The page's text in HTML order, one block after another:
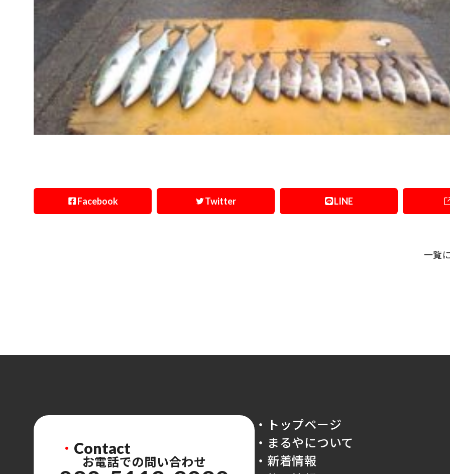
Facebook Twitter LINE
一覧
・ Contact
お電話での問い合わせ
・トップページ
・まるやについて
・新着情報